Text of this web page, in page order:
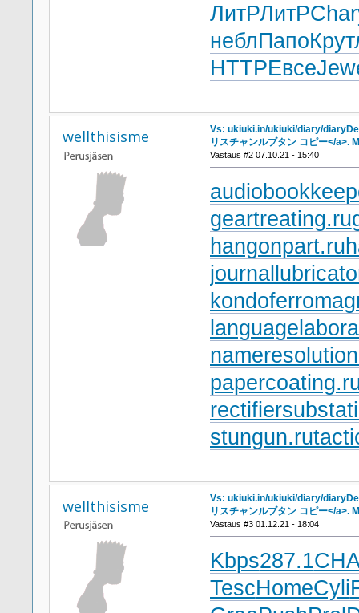
ЛитРЛитРChar
неблПапоКрут
HTTPЕвсе
wellthisisme
Vs: ukiuki.in/ukiuki/diary/
リスチャンルブタン コピー</a>.
Vastaus #2 07.10.21 - 15:40
geartreating.ru
hangonpart.ru
stungun.ru
wellthisisme
Vs: ukiuki.in/ukiuki/diary/
リスチャンルブタン コピー</a>.
Vastaus #3 01.12.21 - 18:04
Kbps287.1
TescHomeCyli